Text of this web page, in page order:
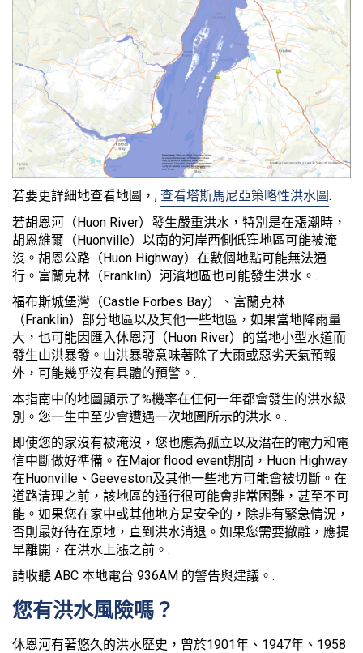
若要更詳細地查看地圖，, 查看塔斯馬尼亞策略性洪水圖.
若胡恩河（Huon River）發生嚴重洪水，特別是在漲潮時，
胡恩維爾（Huonville）以南的河岸西側低窪地區可能被淹
沒。胡恩公路（Huon Highway）在數個地點可能無法通
行。富蘭克林（Franklin）河濱地區也可能發生洪水。.
福布斯城堡灣（Castle Forbes Bay）、富蘭克林
（Franklin）部分地區以及其他一些地區，如果當地降雨量
大，也可能因匯入休恩河（Huon River）的當地小型水道而
發生山洪暴發。山洪暴發意味著除了大雨或惡劣天氣預報
外，可能幾乎沒有具體的預警。.
本指南中的地圖顯示了%機率在任何一年都會發生的洪水級
別。您一生中至少會遭遇一次地圖所示的洪水。.
即使您的家沒有被淹沒，您也應為孤立以及潛在的電力和電
信中斷做好準備。在Major flood event期間，Huon Highway
在Huonville、Geeveston及其他一些地方可能會被切斷。在
道路清理之前，該地區的通行很可能會非常困難，甚至不可
能。如果您在家中或其他地方是安全的，除非有緊急情況，
否則最好待在原地，直到洪水消退。如果您需要撤離，應提
早離開，在洪水上漲之前。.
請收聽 ABC 本地電台 936AM 的警告與建議。.
您有洪水風險嗎？
休恩河有著悠久的洪水歷史，曾於1901年、1947年、1958